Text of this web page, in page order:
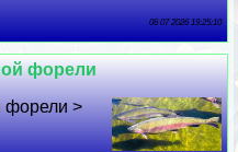
06 07 2026 19:25:10
форели
форели >